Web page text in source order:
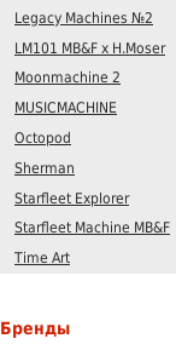
Legacy Machines №2
LM101 MB&F x H.Moser
Moonmachine 2
MUSICMACHINE
Octopod
Sherman
Starfleet Explorer
Starfleet Machine MB&F
Time Art
Бренды